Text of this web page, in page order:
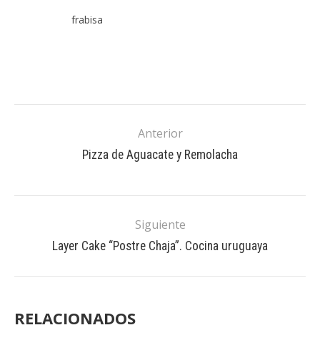
frabisa
Anterior
Pizza de Aguacate y Remolacha
Siguiente
Layer Cake “Postre Chaja”. Cocina uruguaya
RELACIONADOS